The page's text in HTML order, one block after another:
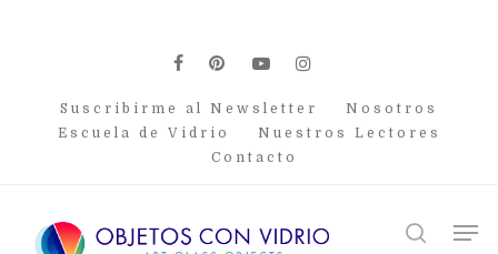
facebook
pinterest
youtubeinstagram
Suscribirme al Newsletter
Nosotros
Escuela de Vidrio
Nuestros Lectores
Contacto
search